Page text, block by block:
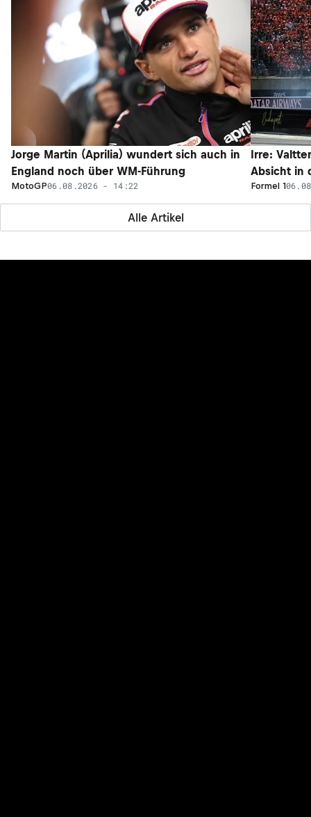
Alle Artikel
Jorge Martin (Aprilia) wundert sich auch in
England noch über WM-Führung
MotoGP06.08.2026 - 14:22
Irre:
Absicht in
Formel 1